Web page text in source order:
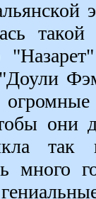
они
так
много